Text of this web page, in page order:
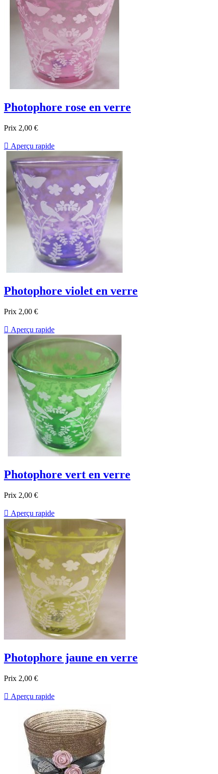
Photophore rose en verre
Prix 2,00 €
 Aperçu rapide
Photophore violet en verre
Prix 2,00 €
 Aperçu rapide
Photophore vert en verre
Prix 2,00 €
 Aperçu rapide
Photophore jaune en verre
Prix 2,00 €
 Aperçu rapide